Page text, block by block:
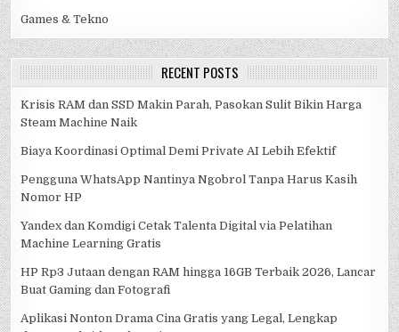
Games & Tekno
RECENT POSTS
Krisis RAM dan SSD Makin Parah, Pasokan Sulit Bikin Harga
Steam Machine Naik
Biaya Koordinasi Optimal Demi Private AI Lebih Efektif
Pengguna WhatsApp Nantinya Ngobrol Tanpa Harus Kasih
Nomor HP
Yandex dan Komdigi Cetak Talenta Digital via Pelatihan
Machine Learning Gratis
HP Rp3 Jutaan dengan RAM hingga 16GB Terbaik 2026, Lancar
Buat Gaming dan Fotografi
Aplikasi Nonton Drama Cina Gratis yang Legal, Lengkap